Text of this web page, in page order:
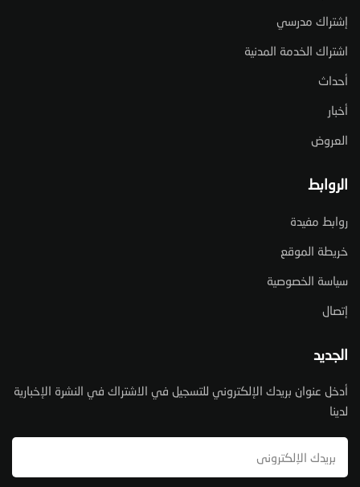
إشتراك مدرسي
اشتراك الخدمة المدنية
أحداث
أخبار
العروض
الروابط
روابط مفيدة
خريطة الموقع
سياسة الخصوصية
إتصال
الجديد
أدخل عنوان بريدك الإلكتروني للتسجيل في الاشتراك في النشرة الإخبارية
لدينا